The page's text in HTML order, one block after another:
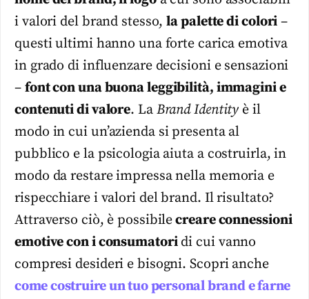
i valori del brand stesso,la palette di colori –
questi ultimi hanno una forte carica emotiva
in grado di influenzare decisioni e sensazioni
– font con una buona leggibilità, immagini e
contenuti di valore. La Brand Identity è il
modo in cui un’azienda si presenta al
pubblico e la psicologia aiuta a costruirla, in
modo da restare impressa nella memoria e
rispecchiare i valori del brand. Il risultato?
Attraverso ciò, è possibilecreare connessioni
emotive con i consumatoridi cui vanno
compresi desideri e bisogni. Scopri anche
come costruire un tuo personal brand e farne